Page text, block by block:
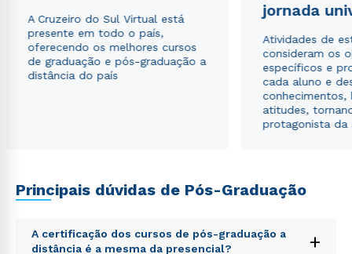
A Cruzeiro do Sul Virtual está
presente em todo o país,
oferecendo os melhores cursos
de graduação e pós-graduação a
distância do país
jornada
Atividades de
consideram os
específicos e
cada aluno e
conhecimentos,
atitudes,
protagonista da
Principais dúvidas de Pós-Graduação
A certificação dos cursos de pós-graduação a
distância é a mesma da presencial?
+